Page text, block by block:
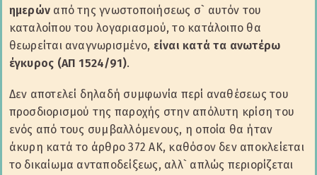
ημερών από της γνωστοποιήσεως σ` αυτόν του
καταλοίπου του λογαριασμού, το κατάλοιπο θα
θεωρείται αναγνωρισμένο, είναι κατά τα ανωτέρω
έγκυρος (ΑΠ 1524/91).
Δεν αποτελεί δηλαδή συμφωνία περί αναθέσεως του
προσδιορισμού της παροχής στην απόλυτη κρίση του
ενός από τους συμβαλλόμενους, η οποία θα ήταν
άκυρη κατά το άρθρο 372 ΑΚ, καθόσον δεν αποκλείεται
το δικαίωμα ανταποδείξεως, αλλ` απλώς περιορίζεται